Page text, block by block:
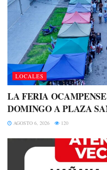
LOCALES
LA FERIA
DOMINGO A PLAZA
AGOSTO 6, 2026 120